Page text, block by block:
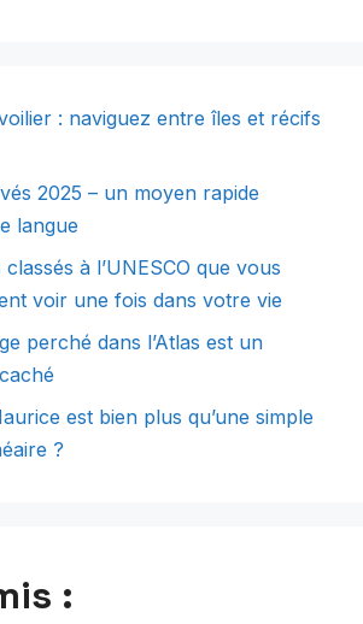
: naviguez entre îles et récifs
2025 – un moyen rapide
langue
à l’UNESCO que vous
voir une fois dans votre vie
perché dans l’Atlas est un
est bien plus qu’une simple
?
: